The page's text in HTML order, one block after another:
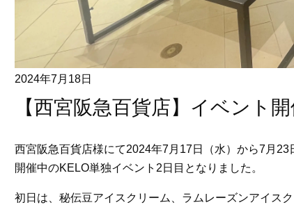
2024年7月18日
【西宮阪急百貨店】イベント
西宮阪急百貨店様にて2024年7月17日（水）から7月23
開催中のKELO単独イベント2日目となりました。
初日は、秘伝豆アイスクリーム、ラムレーズンアイスク